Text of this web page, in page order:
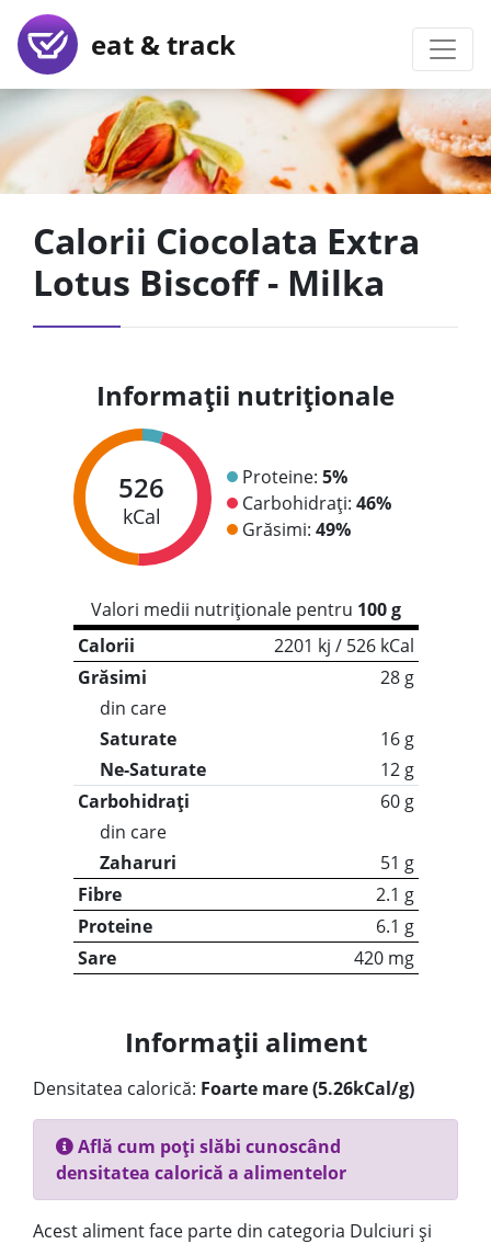
eat & track
Calorii Ciocolata Extra
Lotus Biscoff - Milka
Informații nutriționale
526
kCal
Proteine: 5%
Carbohidrați: 46%
Grăsimi: 49%
Valori medii nutriționale pentru 100 g
Calorii
2201 kj / 526 kCal
Grăsimi
28 g
din care
Saturate
16 g
Ne-Saturate
12 g
Carbohidrați
60 g
din care
Zaharuri
51 g
Fibre
2.1 g
Proteine
6.1 g
Sare
420 mg
Informații aliment
Densitatea calorică: Foarte mare (5.26kCal/g)
Află cum poți slăbi cunoscând
densitatea calorică a alimentelor
Acest aliment face parte din categoria Dulciuri și